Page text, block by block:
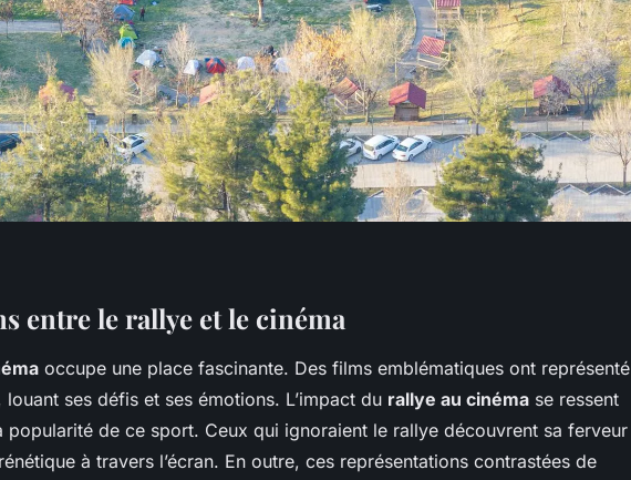
entre le rallye et le cinéma
occupe une place fascinante. Des films emblématiques ont représenté
ses défis et ses émotions. L’impact du rallye au cinéma se ressent
popularité de ce sport. Ceux qui ignoraient le rallye découvrent sa ferveur
à travers l’écran. En outre, ces représentations contrastées de